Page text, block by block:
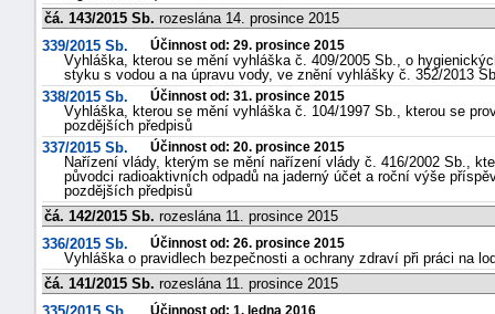
čá. 143/2015 Sb. rozeslána 14. prosince 2015
339/2015 Sb.
Účinnost od: 29. prosince 2015
Vyhláška, kterou se mění vyhláška č. 409/2005 Sb., o
styku s vodou a na úpravu vody, ve znění vyhlášky č. 352/2013
338/2015 Sb.
Účinnost od: 31. prosince 2015
Vyhláška, kterou se mění vyhláška č. 104/1997 Sb., kterou se
pozdějších předpisů
337/2015 Sb.
Účinnost od: 20. prosince 2015
Nařízení vlády, kterým se mění nařízení vlády č. 416/2002 Sb.,
původci radioaktivních odpadů na jaderný účet a roční výše
pozdějších předpisů
čá. 142/2015 Sb. rozeslána 11. prosince 2015
336/2015 Sb.
Účinnost od: 26. prosince 2015
Vyhláška o pravidlech bezpečnosti a ochrany zdraví při práci na
čá. 141/2015 Sb. rozeslána 11. prosince 2015
Účinnost od: 1. ledna 2016